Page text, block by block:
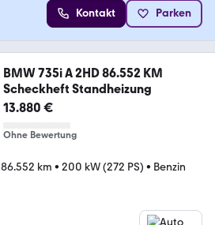
Kontakt Parken
BMW 735i A 2HD 86.552 KM
Scheckheft Standheizung
13.880 €
Ohne Bewertung
86.552 km • 200 kW (272 PS) • Benzin